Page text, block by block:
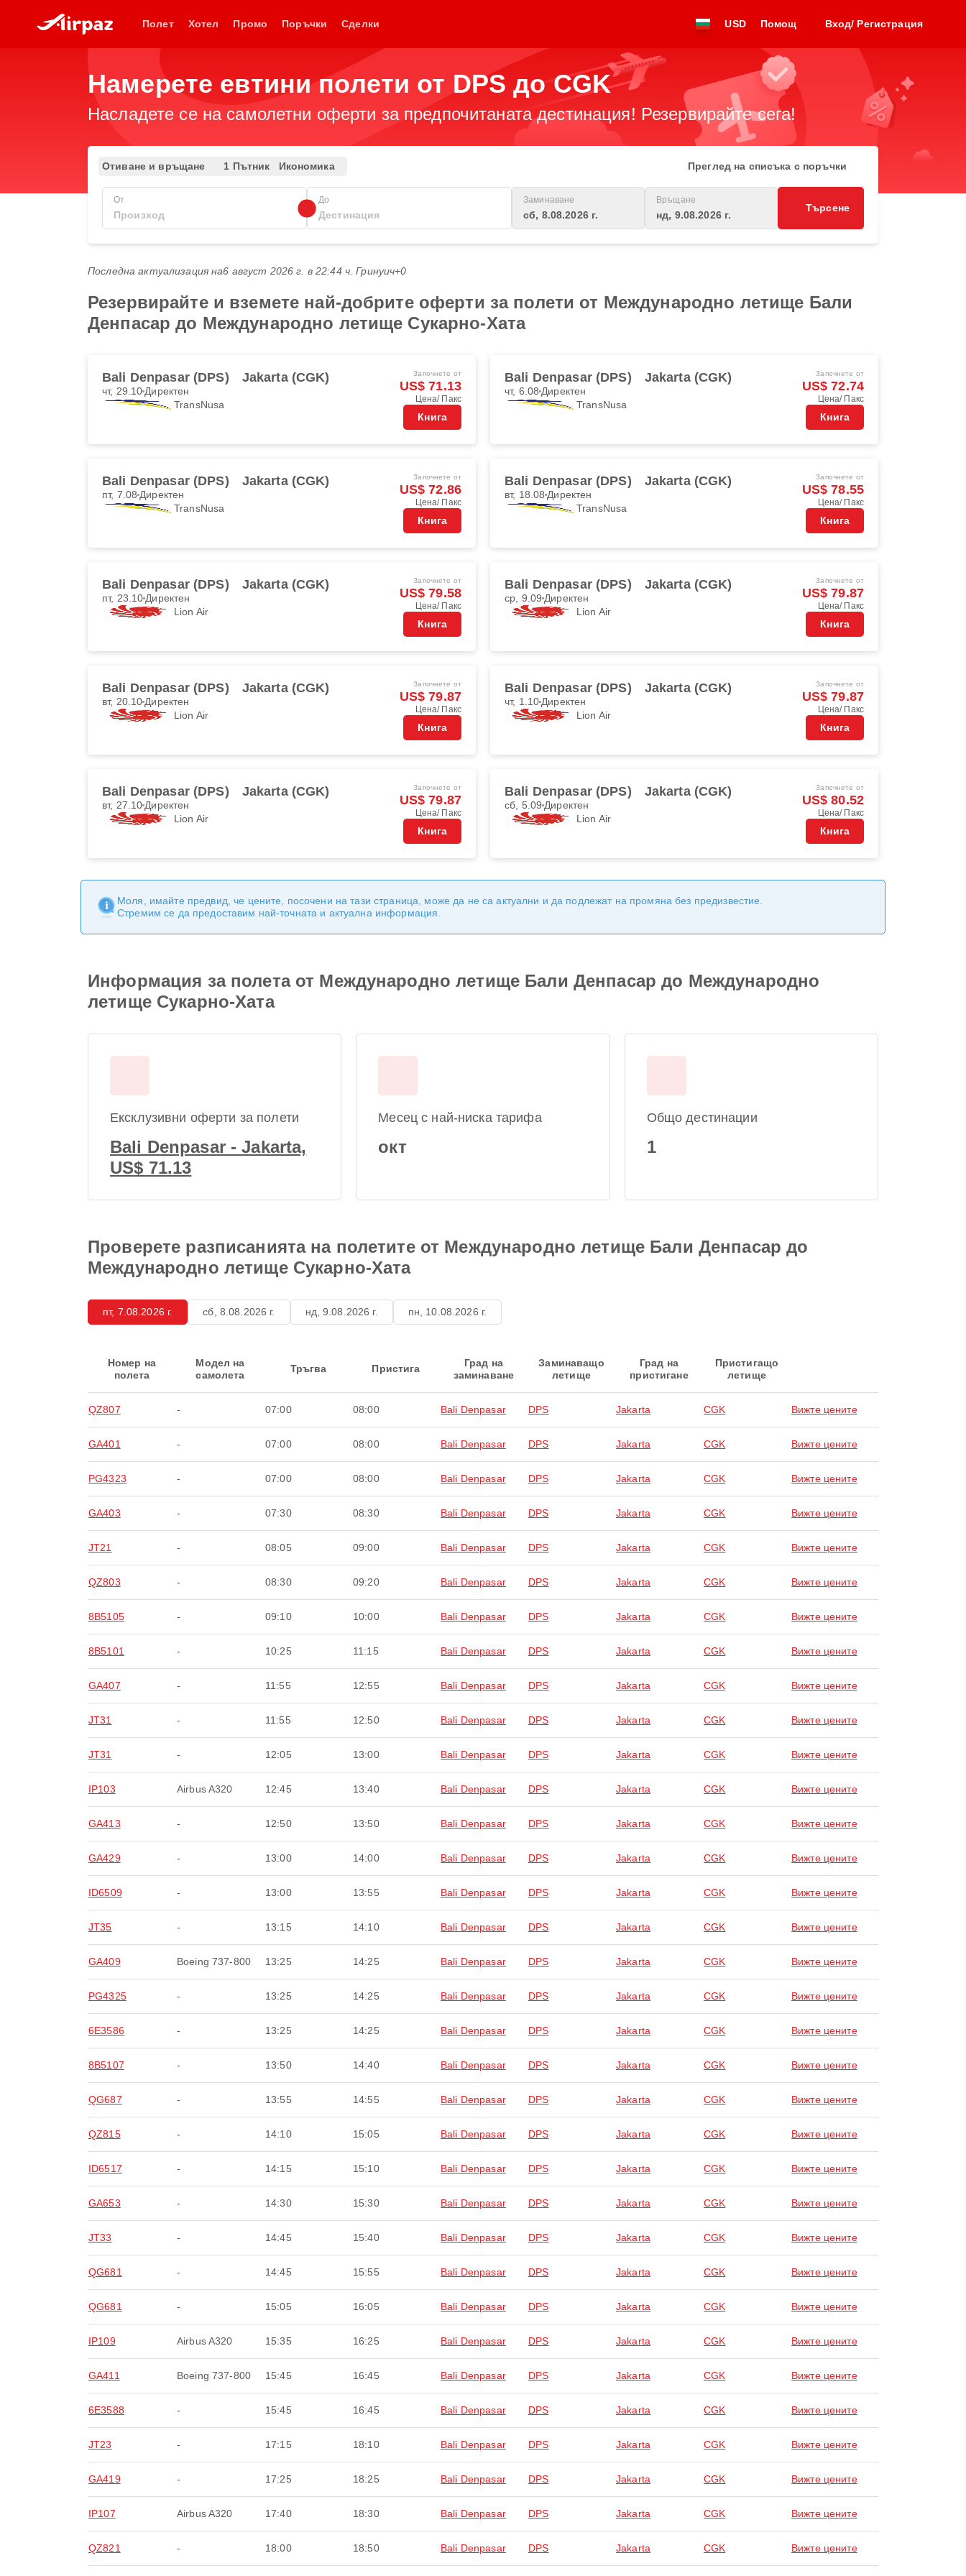
Полет Хотел Промо Поръчки Сделки USD Помощ Вход/ Регистрация
Намерете евтини полети от DPS до CGK
Насладете се на самолетни оферти за предпочитаната дестинация! Резервирайте сега!
Отиване и връщане 1 Пътник Икономика Преглед на списъка с поръчки
От До Заминаване
сб, 8.08.2026 г.
Връщане
нд, 9.08.2026 г.
Търсене
Последна актуализация на6 август 2026 г. в 22:44 ч. Гринуич+0
Резервирайте и вземете най-добрите оферти за полети от Международно летище Бали
Денпасар до Международно летище Сукарно-Хата
Bali Denpasar (DPS) Jakarta (CGK)
чт, 29.10 Директен
TransNusa
Започнете от
US$ 71.13
Цена/ Пакс
Книга
Bali Denpasar (DPS) Jakarta (CGK)
чт, 6.08 Директен
TransNusa
Започнете от
US$ 72.74
Цена/ Пакс
Книга
Bali Denpasar (DPS) Jakarta (CGK)
пт, 7.08 Директен
TransNusa
Започнете от
US$ 72.86
Цена/ Пакс
Книга
Bali Denpasar (DPS) Jakarta (CGK)
вт, 18.08 Директен
TransNusa
Започнете от
US$ 78.55
Цена/ Пакс
Книга
Bali Denpasar (DPS) Jakarta (CGK)
пт, 23.10 Директен
Lion Air
Започнете от
US$ 79.58
Цена/ Пакс
Книга
Bali Denpasar (DPS) Jakarta (CGK)
ср, 9.09 Директен
Lion Air
Започнете от
US$ 79.87
Цена/ Пакс
Книга
Bali Denpasar (DPS) Jakarta (CGK)
вт, 20.10 Директен
Lion Air
Започнете от
US$ 79.87
Цена/ Пакс
Книга
Bali Denpasar (DPS) Jakarta (CGK)
чт, 1.10 Директен
Lion Air
Започнете от
US$ 79.87
Цена/ Пакс
Книга
Bali Denpasar (DPS) Jakarta (CGK)
вт, 27.10 Директен
Lion Air
Започнете от
US$ 79.87
Цена/ Пакс
Книга
Bali Denpasar (DPS) Jakarta (CGK)
сб, 5.09 Директен
Lion Air
Започнете от
US$ 80.52
Цена/ Пакс
Книга
Моля, имайте предвид, че цените, посочени на тази страница, може да не са актуални и да подлежат на промяна без предизвестие.
Стремим се да предоставим най-точната и актуална информация.
Информация за полета от Международно летище Бали Денпасар до Международно
летище Сукарно-Хата
Ексклузивни оферти за полети
Bali Denpasar - Jakarta,
US$ 71.13
Месец с най-ниска тарифа
окт
Общо дестинации
1
Проверете разписанията на полетите от Международно летище Бали Денпасар до
Международно летище Сукарно-Хата
пт, 7.08.2026 г. сб, 8.08.2026 г. нд, 9.08.2026 г. пн, 10.08.2026 г.
Номер на
полета
Модел на
самолета
Тръгва Пристига
Град на
заминаване
Заминаващо
летище
Град на
пристигане
Пристигащо
летище
QZ807 - 07:00 08:00 Bali Denpasar DPS Jakarta CGK Вижте цените
GA401 - 07:00 08:00 Bali Denpasar DPS Jakarta CGK Вижте цените
PG4323 - 07:00 08:00 Bali Denpasar DPS Jakarta CGK Вижте цените
GA403 - 07:30 08:30 Bali Denpasar DPS Jakarta CGK Вижте цените
JT21 - 08:05 09:00 Bali Denpasar DPS Jakarta CGK Вижте цените
QZ803 - 08:30 09:20 Bali Denpasar DPS Jakarta CGK Вижте цените
8B5105 - 09:10 10:00 Bali Denpasar DPS Jakarta CGK Вижте цените
8B5101 - 10:25 11:15 Bali Denpasar DPS Jakarta CGK Вижте цените
GA407 - 11:55 12:55 Bali Denpasar DPS Jakarta CGK Вижте цените
JT31 - 11:55 12:50 Bali Denpasar DPS Jakarta CGK Вижте цените
JT31 - 12:05 13:00 Bali Denpasar DPS Jakarta CGK Вижте цените
IP103 Airbus A320 12:45 13:40 Bali Denpasar DPS Jakarta CGK Вижте цените
GA413 - 12:50 13:50 Bali Denpasar DPS Jakarta CGK Вижте цените
GA429 - 13:00 14:00 Bali Denpasar DPS Jakarta CGK Вижте цените
ID6509 - 13:00 13:55 Bali Denpasar DPS Jakarta CGK Вижте цените
JT35 - 13:15 14:10 Bali Denpasar DPS Jakarta CGK Вижте цените
GA409 Boeing 737-800 13:25 14:25 Bali Denpasar DPS Jakarta CGK Вижте цените
PG4325 - 13:25 14:25 Bali Denpasar DPS Jakarta CGK Вижте цените
6E3586 - 13:25 14:25 Bali Denpasar DPS Jakarta CGK Вижте цените
8B5107 - 13:50 14:40 Bali Denpasar DPS Jakarta CGK Вижте цените
QG687 - 13:55 14:55 Bali Denpasar DPS Jakarta CGK Вижте цените
QZ815 - 14:10 15:05 Bali Denpasar DPS Jakarta CGK Вижте цените
ID6517 - 14:15 15:10 Bali Denpasar DPS Jakarta CGK Вижте цените
GA653 - 14:30 15:30 Bali Denpasar DPS Jakarta CGK Вижте цените
JT33 - 14:45 15:40 Bali Denpasar DPS Jakarta CGK Вижте цените
QG681 - 14:45 15:55 Bali Denpasar DPS Jakarta CGK Вижте цените
QG681 - 15:05 16:05 Bali Denpasar DPS Jakarta CGK Вижте цените
IP109 Airbus A320 15:35 16:25 Bali Denpasar DPS Jakarta CGK Вижте цените
GA411 Boeing 737-800 15:45 16:45 Bali Denpasar DPS Jakarta CGK Вижте цените
6E3588 - 15:45 16:45 Bali Denpasar DPS Jakarta CGK Вижте цените
JT23 - 17:15 18:10 Bali Denpasar DPS Jakarta CGK Вижте цените
GA419 - 17:25 18:25 Bali Denpasar DPS Jakarta CGK Вижте цените
IP107 Airbus A320 17:40 18:30 Bali Denpasar DPS Jakarta CGK Вижте цените
QZ821 - 18:00 18:50 Bali Denpasar DPS Jakarta CGK Вижте цените